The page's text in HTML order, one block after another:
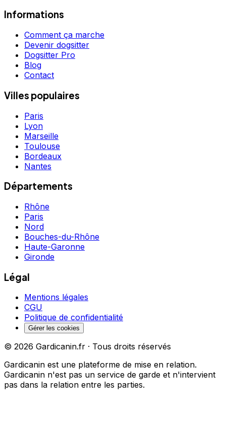
Informations
Comment ça marche
Devenir dogsitter
Dogsitter Pro
Blog
Contact
Villes populaires
Paris
Lyon
Marseille
Toulouse
Bordeaux
Nantes
Départements
Rhône
Paris
Nord
Bouches-du-Rhône
Haute-Garonne
Gironde
Légal
Mentions légales
CGU
Politique de confidentialité
Gérer les cookies
© 2026 Gardicanin.fr · Tous droits réservés
Gardicanin est une plateforme de mise en relation.
Gardicanin n'est pas un service de garde et n'intervient
pas dans la relation entre les parties.